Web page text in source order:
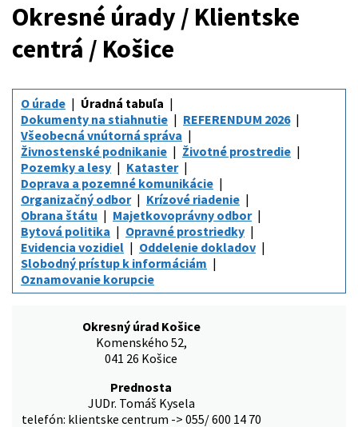
Okresné úrady / Klientske
centrá / Košice
O úrade
Úradná tabuľa
Dokumenty na stiahnutie
REFERENDUM 2026
Všeobecná vnútorná správa
Živnostenské podnikanie
Životné prostredie
Pozemky a lesy
Kataster
Doprava a pozemné komunikácie
Organizačný odbor
Krízové riadenie
Obrana štátu
Majetkovoprávny odbor
Bytová politika
Opravné prostriedky
Evidencia vozidiel
Oddelenie dokladov
Slobodný prístup k informáciám
Oznamovanie korupcie
Okresný úrad Košice
Komenského 52,
041 26 Košice
Prednosta
JUDr. Tomáš Kysela
telefón: klientske centrum -> 055/ 600 14 70